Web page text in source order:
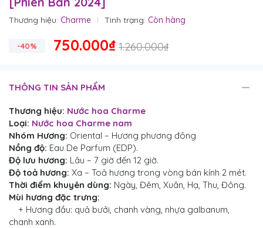
Thương hiệu: Charme Tình trạng: Còn hàng
-40% 750.000₫ 1.260.000₫
THÔNG TIN SẢN PHẨM
Thương hiệu: Nước hoa Charme
Loại: Nước hoa Charme nam
Nhóm Hương: Oriental – Hương phương đông
Nồng độ: Eau De Parfum (EDP).
Độ lưu hương: Lâu – 7 giờ đến 12 giờ.
Độ toả hương: Xa – Toả hương trong vòng bán kính 2 mét.
Thời điểm khuyên dùng: Ngày, Đêm, Xuân, Hạ, Thu, Đông.
Mùi hương đặc trưng:
+ Hương đầu: quả bưởi, chanh vàng, nhựa galbanum,
chanh xanh.